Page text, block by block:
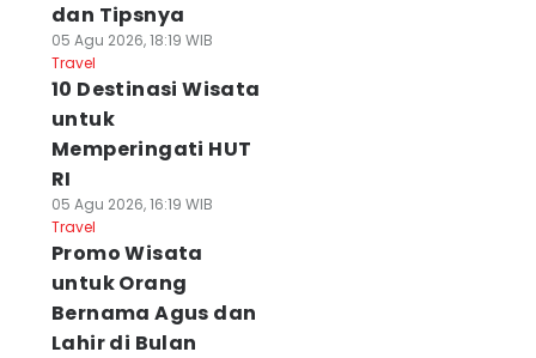
dan Tipsnya
05 Agu 2026, 18:19 WIB
Travel
10 Destinasi Wisata
untuk
Memperingati HUT
RI
05 Agu 2026, 16:19 WIB
Travel
Promo Wisata
untuk Orang
Bernama Agus dan
Lahir di Bulan